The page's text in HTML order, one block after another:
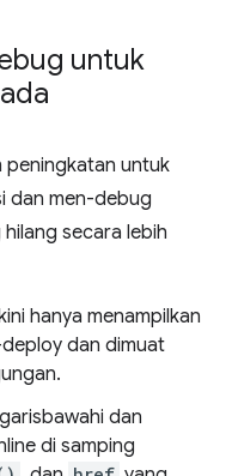
untuk
peningkatan untuk
dan men-debug
secara lebih
hanya menampilkan
dan dimuat
dan
di samping